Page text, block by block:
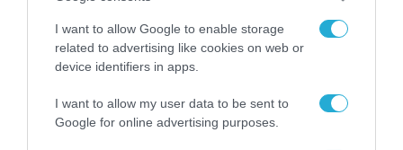
I want to allow Google to enable storage
related to advertising like cookies on web or
device identifiers in apps.
I want to allow my user data to be sent to
Google for online advertising purposes.
Το χρηματοδοτούμενο
από την ΕΕ έργο “The
Gaming Police”
ενισχύει την ασφάλεια
των παιδιών στο
διαδίκτυο
31.07.2026
ΑΑΔΕ: Διευκρινίσεις
για τα πρόστιμα σε